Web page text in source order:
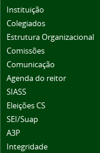
Instituição
Colegiados
Estrutura Organizacional
Comissões
Comunicação
Agenda do reitor
SIASS
Eleições CS
SEI/Suap
A3P
Integridade